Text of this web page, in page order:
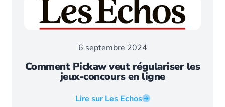
6 septembre 2024
Comment Pickaw veut régulariser les
jeux-concours en ligne
Lire sur Les Echos